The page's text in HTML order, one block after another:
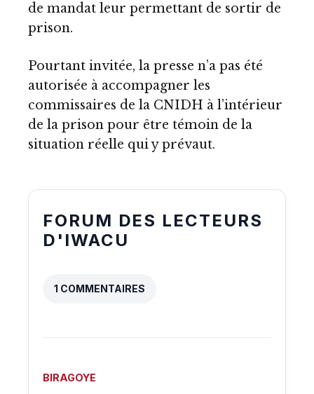
de mandat leur permettant de sortir de
prison.
Pourtant invitée, la presse n’a pas été
autorisée à accompagner les
commissaires de la CNIDH à l’intérieur
de la prison pour être témoin de la
situation réelle qui y prévaut.
FORUM DES LECTEURS
D'IWACU
1 COMMENTAIRES
BIRAGOYE